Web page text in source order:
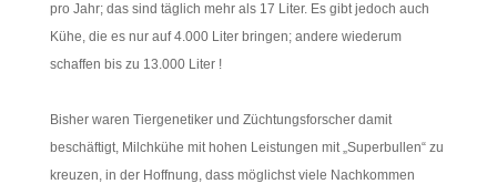
pro Jahr; das sind täglich mehr als 17 Liter. Es gibt jedoch auch
Kühe, die es nur auf 4.000 Liter bringen; andere wiederum
schaffen bis zu 13.000 Liter !
Bisher waren Tiergenetiker und Züchtungsforscher damit
beschäftigt, Milchkühe mit hohen Leistungen mit „Superbullen“ zu
kreuzen, in der Hoffnung, dass möglichst viele Nachkommen